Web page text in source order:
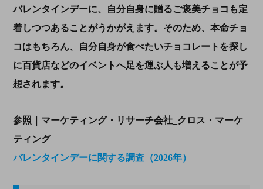
バレンタインデーに、自分自身に贈るご褒美チョコも定
着しつつあることがうかがえます。そのため、本命チョ
コはもちろん、自分自身が食べたいチョコレートを探し
に百貨店などのイベントへ足を運ぶ人も増えることが予
想されます。
参照｜マーケティング・リサーチ会社_クロス・マーケ
ティング
バレンタインデーに関する調査（2026年）